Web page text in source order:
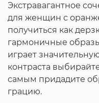
Экстравагантное
для женщин с
получиться как
гармоничные
играет
контраста
самым придадите
грацию.